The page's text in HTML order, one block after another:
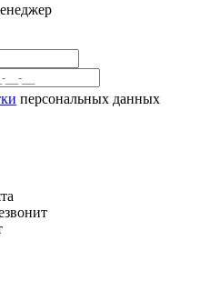
персональных данных